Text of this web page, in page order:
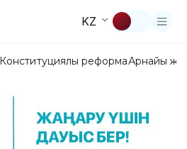
KZ
Конституциялық реформаАрнайы